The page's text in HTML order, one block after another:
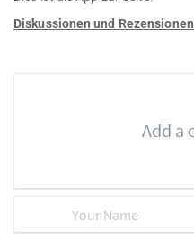
Diskussionen und Rezensionen